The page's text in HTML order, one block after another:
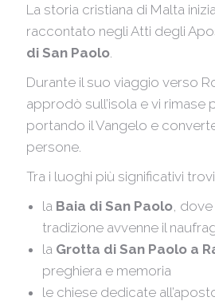
La storia cristiana di Malta
raccontato negli Atti degli
di San Paolo
Durante il suo viaggio verso
approdò sull’isola e vi rimase
portando il Vangelo e
persone.
Tra i luoghi più significativi
la Baia di San Paolo ,
tradizione avvenne il
la Grotta di San Paolo a
preghiera e memoria
le chiese dedicate